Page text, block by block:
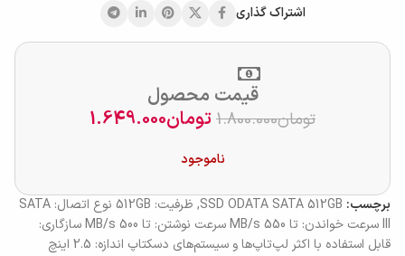
اشتراک گذاری
قیمت محصول
تومان1.800.000تومان1.649.000
ناموجود
برچسب: SSD ODATA SATA 512GB
,
ظرفیت: 512GB نوع اتصال: SATA
III سرعت خواندن: تا 550 MB/s سرعت نوشتن: تا 500 MB/s سازگاری:
قابل استفاده با اکثر لپ‌تاپ‌ها و سیستم‌های دسکتاپ اندازه: 2.5 اینچ